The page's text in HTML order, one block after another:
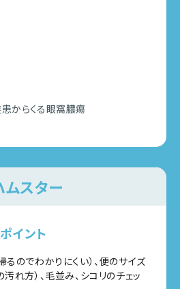
からくる眼窩膿瘍
ムスター
イント
るのでわかりにくい）、便のサイズ
れ方）、毛並み、シコリのチェッ